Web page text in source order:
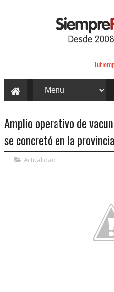
Amplio operativo de
se concretó en la provincia
Actualidad